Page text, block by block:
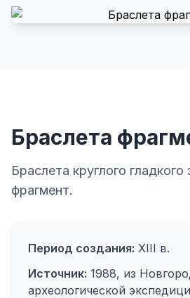
Браслета
Браслета круглого гладкого
фрагмент.
Период создания: XIII в.
Источник: 1988, из
археологической